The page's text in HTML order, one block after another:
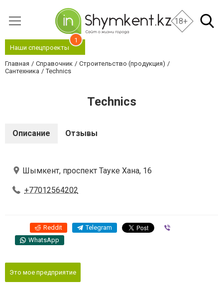
18+
Наши спецпроекты
1
Главная Справочник
Строительство (продукция)
Сантехника
Technics
Technics
Описание Отзывы
Шымкент, проспект Тауке Хана, 16
+77012564202
Reddit Telegram
WhatsApp
Это мое предприятие